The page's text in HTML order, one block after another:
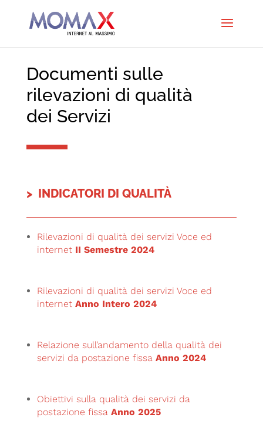
Documenti sulle
rilevazioni di qualità
dei Servizi
> INDICATORI DI QUALITÀ
Rilevazioni di qualità dei servizi Voce ed
internet II Semestre 2024
Rilevazioni di qualità dei servizi Voce ed
internet Anno Intero 2024
Relazione sull’andamento della qualità dei
servizi da postazione fissa Anno 2024
Obiettivi sulla qualità dei servizi da
postazione fissa Anno 2025